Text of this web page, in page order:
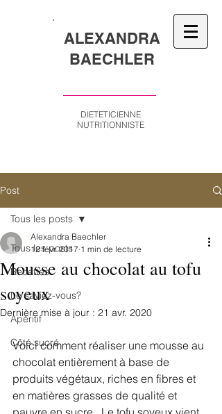
ALEXANDRA
BAECHLER
DIETETICIENNE
NUTRITIONNISTE
Post
Tous les posts
Recettes
Le saviez-vous?
Apéritif
Côté sucré
Tous les posts
Mousse au chocolat au tofu
soyeux
Alexandra Baechler
12 févr. 2017 1 min de lecture
Dernière mise à jour : 21 avr. 2020
Voici comment réaliser une mousse au
chocolat entièrement à base de
produits végétaux, riches en fibres et
en matières grasses de qualité et